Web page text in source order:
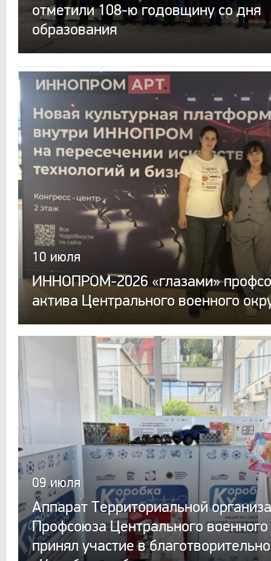
отметили 108-ю годовщину со дня
образования
10 июля
ИННОПРОМ-2026 «глазами»
актива Центрального военного
09 июля
Аппарат Территориальной
Профсоюза Центрального военного
принял участие в